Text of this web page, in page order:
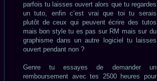
parfois tu laisses ouvert alors que tu regardes
un tuto, enfin c’est vrai que toi tu serais
plutôt de ceux qui peuvent écrire des tutos
mais bon style tu es pas sur RM mais sur du
graphisme dans un autre logiciel tu laisses
ouvert pendant non ?
Genre tu essayes de demander un
remboursement avec tes 2500 heures pour